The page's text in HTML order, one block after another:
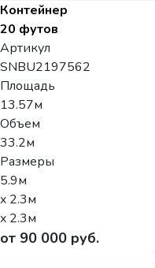
Контейнер
20 футов
Артикул
SNBU2197562
Площадь
13.57м
Объем
33.2м
Размеры
5.9м
x 2.3м
x 2.3м
от 90 000 руб.